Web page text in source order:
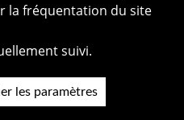
la fréquentation du site
suivi.
les paramètres